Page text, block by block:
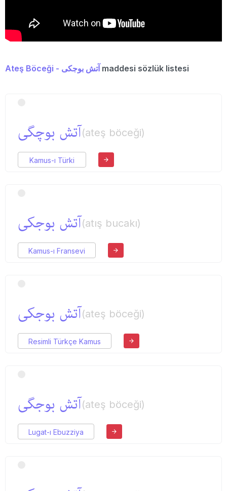
Ateş Böceği - آتش بوجكی maddesi sözlük listesi
آتش بوچگی(ateş böceği)
Kamus-ı Türki
آتش بوجكی(atış bucakı)
Kamus-ı Fransevi
آتش بوجكی(ateş böceği)
Resimli Türkçe Kamus
آتش بوجگی(ateş böceği)
Lugat-ı Ebuzziya